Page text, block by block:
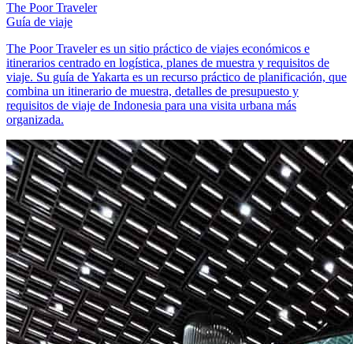
The Poor Traveler
Guía de viaje
The Poor Traveler es un sitio práctico de viajes económicos e
itinerarios centrado en logística, planes de muestra y requisitos de
viaje. Su guía de Yakarta es un recurso práctico de planificación, que
combina un itinerario de muestra, detalles de presupuesto y
requisitos de viaje de Indonesia para una visita urbana más
organizada.